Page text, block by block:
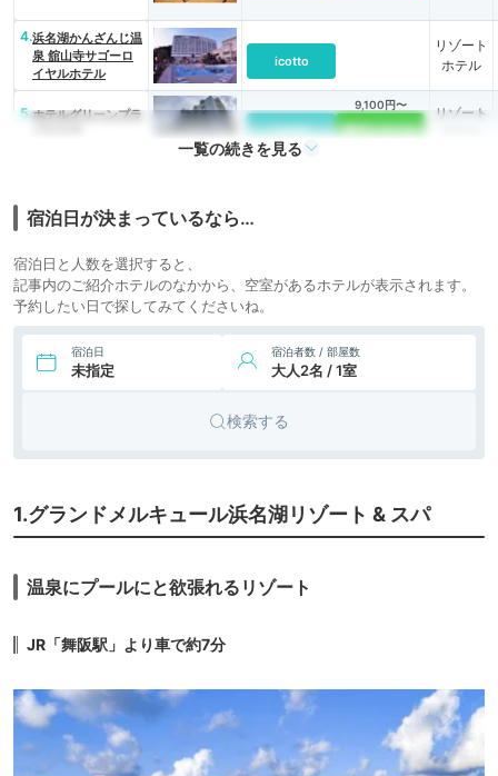
4.浜名湖かんざんじ温
泉 舘山寺サゴーロ
イヤルホテル
icotto
リゾート
ホテル
5.ホテルグリーンプラ
icotto
9,100円〜
楽天トラベル
リゾート
7.界 遠州
8. 浜名湖かんざんじ温
泉 時わすれ 開華亭
icotto 楽天トラベル 旅館
14,000円〜
11.浜名湖かんざんじ
温泉 ホテル 鞠水亭
icotto
11,600円〜
楽天トラベル
12.三ケ日温泉 ホテル
11,200円〜
14.
The SCENE
hamanako
icotto
27,100円〜
楽天トラベル
リゾート
ホテル
一覧の続きを見る
宿泊日が決まっているなら…
宿泊日と人数を選択すると、
記事内のご紹介ホテルのなかから、空室があるホテルが表示されます。
予約したい日で探してみてくださいね。
宿泊日
未指定
宿泊者数 / 部屋数
大人2名 / 1室
検索する
1.グランドメルキュール浜名湖リゾート & スパ
温泉にプールにと欲張れるリゾート
JR「舞阪駅」より車で約7分